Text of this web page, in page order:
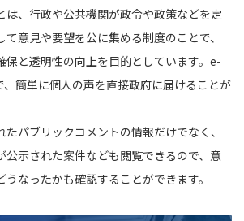
は、行政や公共機関が政令や政策などを定
意見や要望を公に集める制度のことで、
保と透明性の向上を目的としています。e-
簡単に個人の声を直接政府に届けることが
パブリックコメントの情報だけでなく、
公示された案件なども閲覧できるので、意
なったかも確認することができます。